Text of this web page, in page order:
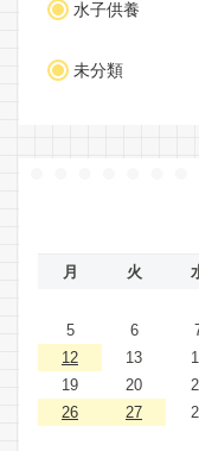
水子供養
未分類
月 火
5
6
12
13
19
20
26
27